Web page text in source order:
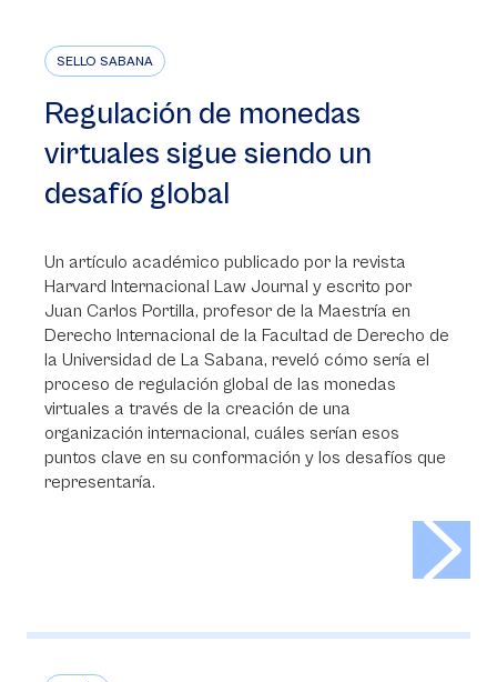
SELLO SABANA
Regulación de monedas
virtuales sigue siendo un
desafío global
Un artículo académico publicado por la revista
Harvard Internacional Law Journal y escrito por
Juan Carlos Portilla, profesor de la Maestría en
Derecho Internacional de la Facultad de Derecho de
la Universidad de La Sabana, reveló cómo sería el
proceso de regulación global de las monedas
virtuales a través de la creación de una
organización internacional, cuáles serían esos
puntos clave en su conformación y los desafíos que
representaría.